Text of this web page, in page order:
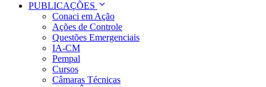
PUBLICAÇÕES
Conaci em Ação
Ações de Controle
Questões Emergenciais
IA-CM
Pempal
Cursos
Câmaras Técnicas